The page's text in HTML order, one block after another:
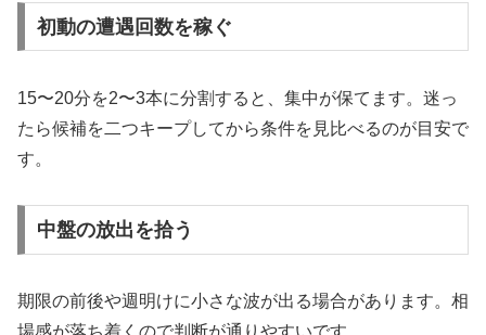
初動の遭遇回数を稼ぐ
15〜20分を2〜3本に分割すると、集中が保てます。迷っ
たら候補を二つキープしてから条件を見比べるのが目安で
す。
中盤の放出を拾う
期限の前後や週明けに小さな波が出る場合があります。相